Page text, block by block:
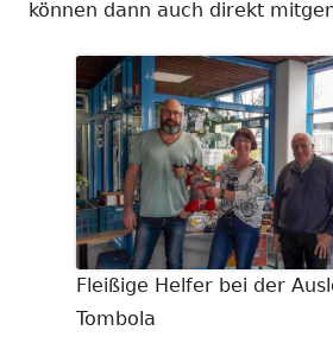
können dann auch direkt
Fleißige Helfer bei der
Tombola